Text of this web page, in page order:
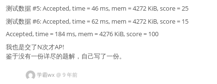
测试数据 #5: Accepted, time = 46 ms, mem = 4272 KiB, score = 25
测试数据 #6: Accepted, time = 62 ms, mem = 4272 KiB, score = 15
Accepted, time = 184 ms, mem = 4276 KiB, score = 100
我也是交了N次才AP!
鉴于没有一份详尽的题解，自己写了一份。
学霸wx @ 9 年前